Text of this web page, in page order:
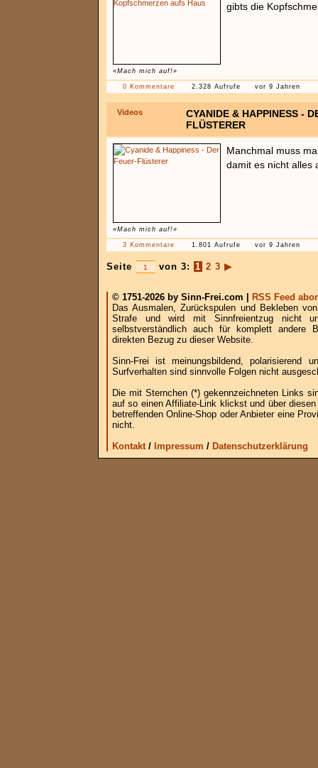
«Mach mich auf!»
gibts die
0 Kommentare 2.328 Aufrufe vor 9 Jahren
Videos
CYANIDE & HAPPINESS -
FLÜSTERER
«Mach mich auf!»
Manchmal muss
damit es nicht alles
3 Kommentare 1.801 Aufrufe vor 9 Jahren
Seite von 3: 1 2 3 ▶
© 1751-2026 by Sinn-Frei.com |
RSS Feed
Das Ausmalen, Zurückspulen und Bekleben
Strafe und wird mit Sinnfreientzug nicht
selbstverständlich auch für komplett andere
direkten Bezug zu dieser Website.
Sinn-Frei ist meinungsbildend, polarisierend
Surfverhalten sind sinnvolle Folgen nicht
Die mit Sternchen (*) gekennzeichneten Links
auf so einen Affiliate-Link klickst und über
betreffenden Online-Shop oder Anbieter eine
nicht.
Kontakt/ Impressum / Datenschutzerklärung